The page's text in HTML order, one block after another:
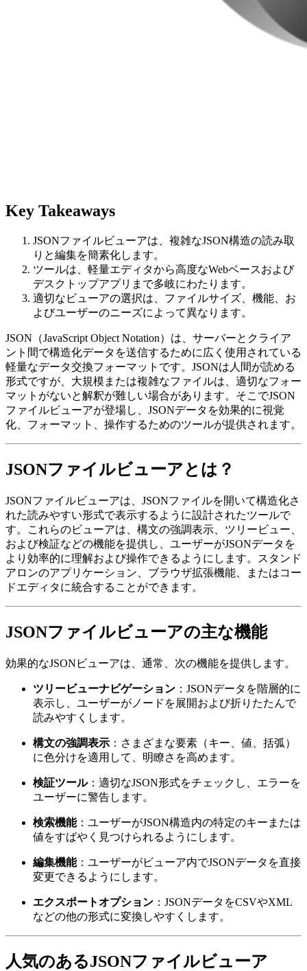
Key Takeaways
JSONファイルビューアは、複雑なJSON構造の読み取
りと編集を簡素化します。
ツールは、軽量エディタから高度なWebベースおよび
デスクトップアプリまで多岐にわたります。
適切なビューアの選択は、ファイルサイズ、機能、お
よびユーザーのニーズによって異なります。
JSON（JavaScript Object Notation）は、サーバーとクライア
ント間で構造化データを送信するために広く使用されている
軽量なデータ交換フォーマットです。JSONは人間が読める
形式ですが、大規模または複雑なファイルは、適切なフォー
マットがないと解釈が難しい場合があります。そこでJSON
ファイルビューアが登場し、JSONデータを効果的に視覚
化、フォーマット、操作するためのツールが提供されます。
JSONファイルビューアとは？
JSONファイルビューアは、JSONファイルを開いて構造化さ
れた読みやすい形式で表示するように設計されたツールで
す。これらのビューアは、構文の強調表示、ツリービュー、
および検証などの機能を提供し、ユーザーがJSONデータを
より効率的に理解および操作できるようにします。スタンド
アロンのアプリケーション、ブラウザ拡張機能、またはコー
ドエディタに統合することができます。
JSONファイルビューアの主な機能
効果的なJSONビューアは、通常、次の機能を提供します。
ツリービューナビゲーション ：JSONデータを階層的に
表示し、ユーザーがノードを展開および折りたたんで
読みやすくします。
構文の強調表示 ：さまざまな要素（キー、値、括弧）
に色分けを適用して、明瞭さを高めます。
検証ツール：適切なJSON形式をチェックし、エラーを
ユーザーに警告します。
検索機能：ユーザーがJSON構造内の特定のキーまたは
値をすばやく見つけられるようにします。
編集機能：ユーザーがビューア内でJSONデータを直接
変更できるようにします。
エクスポートオプション ：JSONデータをCSVやXML
などの他の形式に変換しやすくします。
人気のあるJSONファイルビューア